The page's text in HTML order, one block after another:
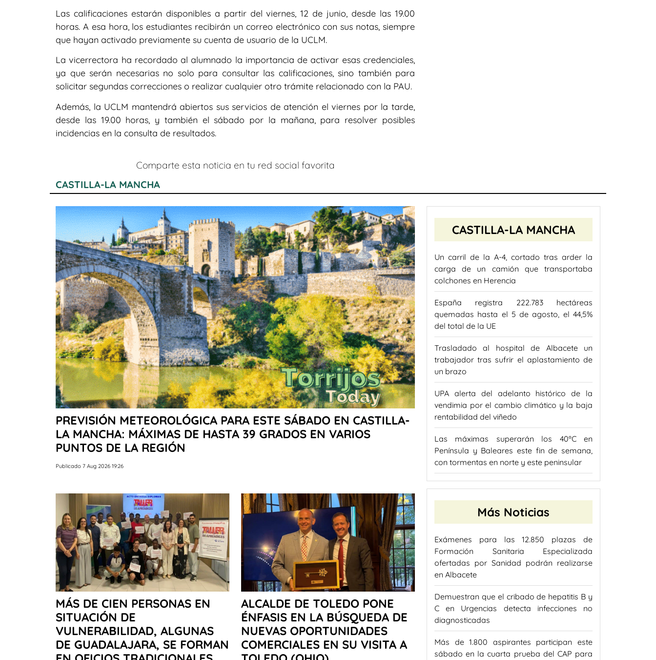
Las calificaciones estarán disponibles a partir del viernes, 12 de junio, desde las 19.00
horas. A esa hora, los estudiantes recibirán un correo electrónico con sus notas, siempre
que hayan activado previamente su cuenta de usuario de la UCLM.
La vicerrectora ha recordado al alumnado la importancia de activar esas credenciales,
ya que serán necesarias no solo para consultar las calificaciones, sino también para
solicitar segundas correcciones o realizar cualquier otro trámite relacionado con la PAU.
Además, la UCLM mantendrá abiertos sus servicios de atención el viernes por la tarde,
desde las 19.00 horas, y también el sábado por la mañana, para resolver posibles
incidencias en la consulta de resultados.
Comparte esta noticia en tu red social favorita
CASTILLA-LA MANCHA
PREVISIÓN METEOROLÓGICA PARA ESTE SÁBADO EN CASTILLA-
LA MANCHA: MÁXIMAS DE HASTA 39 GRADOS EN VARIOS
PUNTOS DE LA REGIÓN
Publicado 7 Aug 2026 19:26
MÁS DE CIEN PERSONAS EN
SITUACIÓN DE
VULNERABILIDAD, ALGUNAS
DE GUADALAJARA, SE FORMAN
ALCALDE DE TOLEDO PONE
ÉNFASIS EN LA BÚSQUEDA DE
NUEVAS OPORTUNIDADES
COMERCIALES EN SU VISITA A
CASTILLA-LA MANCHA
Un carril de la A-4, cortado tras arder la
carga de un camión que transportaba
colchones en Herencia
España registra 222.783 hectáreas
quemadas hasta el 5 de agosto, el 44,5%
del total de la UE
Trasladado al hospital de Albacete un
trabajador tras sufrir el aplastamiento de
un brazo
UPA alerta del adelanto histórico de la
vendimia por el cambio climático y la baja
rentabilidad del viñedo
Las máximas superarán los 40ºC en
Península y Baleares este fin de semana,
con tormentas en norte y este peninsular
Más Noticias
Exámenes para las 12.850 plazas de
Formación Sanitaria Especializada
ofertadas por Sanidad podrán realizarse
en Albacete
Demuestran que el cribado de hepatitis B y
C en Urgencias detecta infecciones no
diagnosticadas
Más de 1.800 aspirantes participan este
sábado en la cuarta prueba del CAP para